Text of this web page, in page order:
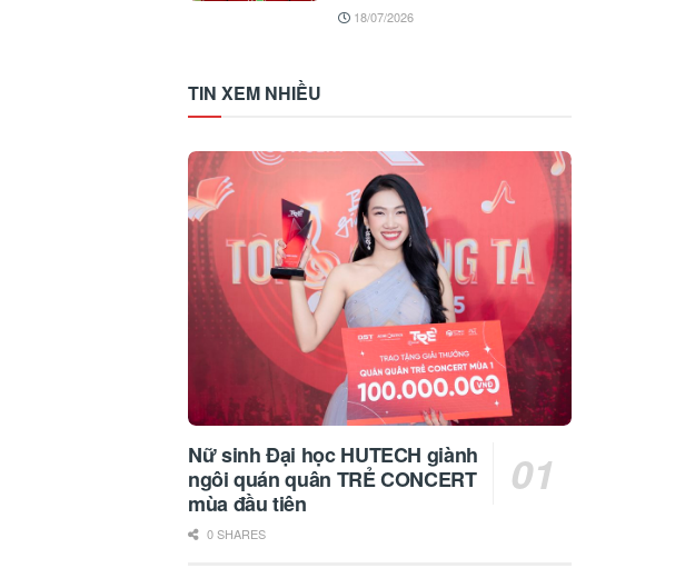
18/07/2026
TIN XEM NHIỀU
Nữ sinh Đại học HUTECH giành
ngôi quán quân TRẺ CONCERT
mùa đầu tiên
0 SHARES